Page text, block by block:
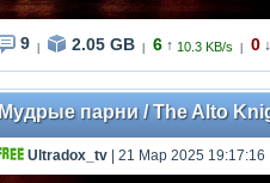
9 2.05 GB 6 ↑ 10.3 KB/s 0 ↓
Мудрые парни / The Alto
Ultradox_tv | 21 Мар 2025 19:17:16